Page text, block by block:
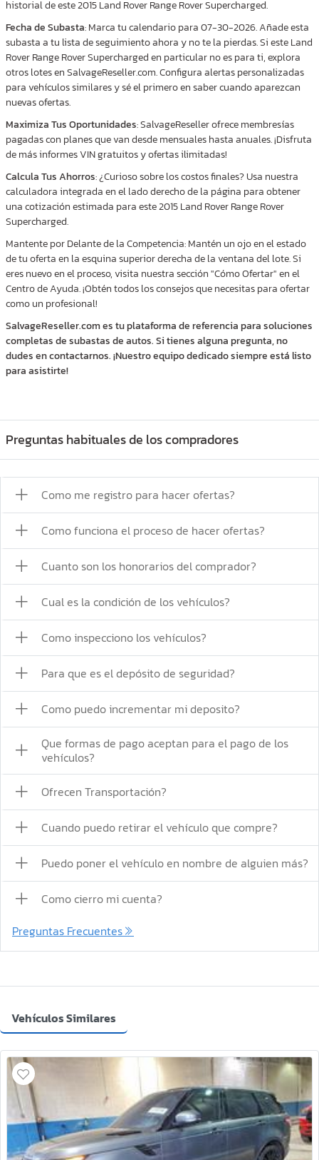
Preguntas habituales de los compradores
Como me registro para hacer ofertas?
Como funciona el proceso de hacer ofertas?
Cuanto son los honorarios del comprador?
Cual es la condición de los vehículos?
Como inspecciono los vehículos?
Para que es el depósito de seguridad?
Como puedo incrementar mi deposito?
Que formas de pago aceptan para el pago de los
vehículos?
Ofrecen Transportación?
Cuando puedo retirar el vehículo que compre?
Puedo poner el vehículo en nombre de alguien más?
Como cierro mi cuenta?
Preguntas Frecuentes
historial de este 2015 Land Rover Range Rover Supercharged.
Fecha de Subasta: Marca tu calendario para 07-30-2026. Añade esta
subasta a tu lista de seguimiento ahora y no te la pierdas. Si este Land
Rover Range Rover Supercharged en particular no es para ti, explora
otros lotes en SalvageReseller.com. Configura alertas personalizadas
para vehículos similares y sé el primero en saber cuando aparezcan
nuevas ofertas.
Maximiza Tus Oportunidades: SalvageReseller ofrece membresías
pagadas con planes que van desde mensuales hasta anuales. ¡Disfruta
de más informes VIN gratuitos y ofertas ilimitadas!
Calcula Tus Ahorros: ¿Curioso sobre los costos finales? Usa nuestra
calculadora integrada en el lado derecho de la página para obtener
una cotización estimada para este 2015 Land Rover Range Rover
Supercharged.
Mantente por Delante de la Competencia: Mantén un ojo en el estado
de tu oferta en la esquina superior derecha de la ventana del lote. Si
eres nuevo en el proceso, visita nuestra sección "Cómo Ofertar" en el
Centro de Ayuda. ¡Obtén todos los consejos que necesitas para ofertar
como un profesional!
SalvageReseller.com es tu plataforma de referencia para soluciones
completas de subastas de autos. Si tienes alguna pregunta, no
dudes en contactarnos. ¡Nuestro equipo dedicado siempre está listo
para asistirte!
Vehículos Similares